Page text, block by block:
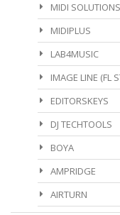
MIDI SOLUTIONS
MIDIPLUS
LAB4MUSIC
IMAGE LINE (FL
EDITORSKEYS
DJ TECHTOOLS
BOYA
AMPRIDGE
AIRTURN